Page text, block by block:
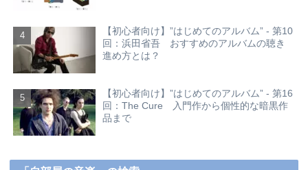
【初心者向け】”はじめてのアルバム” - 第10
回：浜田省吾 おすすめのアルバムの聴き
進め方とは？
【初心者向け】”はじめてのアルバム” - 第16
回：The Cure 入門作から個性的な暗黒作
品まで